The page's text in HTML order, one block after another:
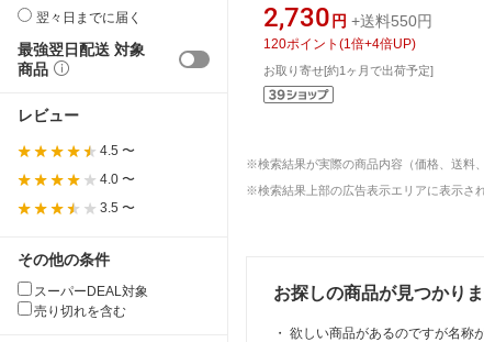
翌々日までに届く
最強翌日配送 対象
商品
レビュー
4.5 〜
4.0 〜
3.5 〜
その他の条件
スーパーDEAL対象
売り切れを含む
2,730 円 +送料550円
120ポイント (1 倍+4倍UP)
お取り寄せ[約1ヶ月で出荷予定]
※検索結果が実際の商品内容（価格、送料
※検索結果上部の広告表示エリアに表示さ
お探しの商品が見つかり
・ 欲しい商品があるのですが名称